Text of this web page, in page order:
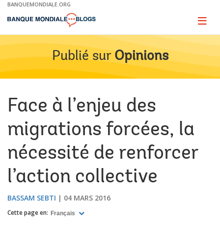
Skip
Main
BANQUEMONDIALE.ORG
Page
Publié sur Opinions
Face à l’enjeu des
migrations forcées, la
nécessité de renforcer
l’action collective
BASSAM SEBTI 04 MARS 2016
Cette page en: Français